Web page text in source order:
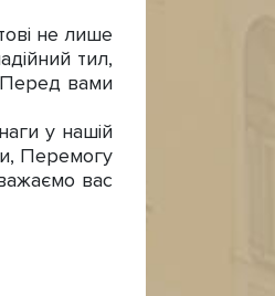
не лише
тил,
Перед вами
у нашій
Перемогу
вас